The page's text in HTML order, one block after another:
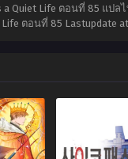
a Quiet Life ตอนที่ 85 แป
ตอนที่ 85 Lastupdate